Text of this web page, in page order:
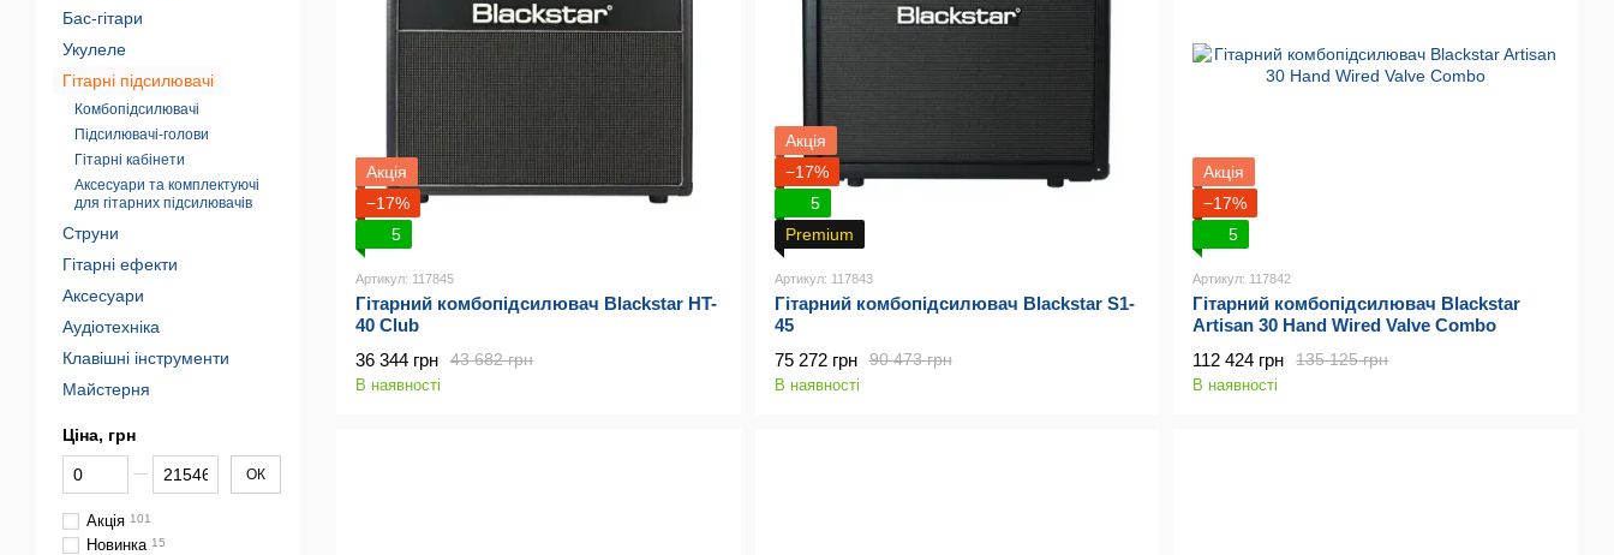
Акція
−17%
5
Артикул: 117845
Гітарний комбопідсилювач Blackstar HT-
40 Club
43 682 грн
36 344 грн
В наявності
Акція
−17%
5
Premium
Артикул: 117843
Гітарний комбопідсилювач Blackstar S1-
45
90 473 грн
75 272 грн
В наявності
Акція
−17%
5
Артикул: 117842
Гітарний комбопідсилювач Blackstar
Artisan 30 Hand Wired Valve Combo
135 125 грн
112 424 грн
В наявності
Бас-гітари
Укулеле
Гітарні підсилювачі
Комбопідсилювачі
Підсилювачі-голови
Гітарні кабінети
Аксесуари та комплектуючі
для гітарних підсилювачів
Струни
Гітарні ефекти
Аксесуари
Аудіотехніка
Клавішні інструменти
Майстерня
Ціна, грн
От Ціна, грн
До Ціна, грн ОК
Акція 101
Новинка 15